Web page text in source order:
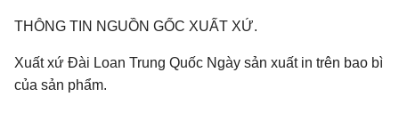
THÔNG TIN NGUỒN GỐC XUẤT XỨ.
Xuất xứ Đài Loan Trung Quốc Ngày sản xuất in trên bao bì
của sản phẩm.